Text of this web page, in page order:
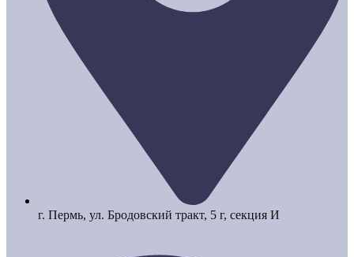
г. Пермь, ул. Бродовский тракт, 5 г, секция И